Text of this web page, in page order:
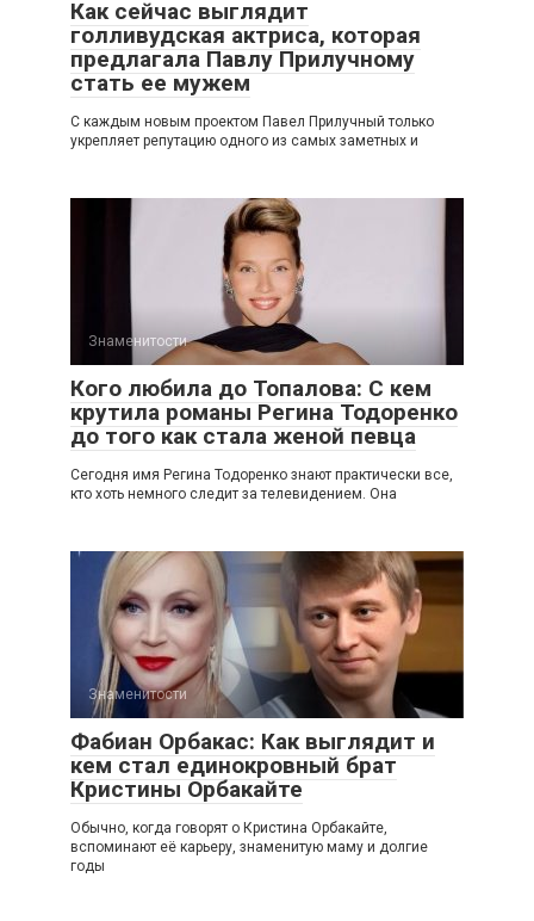
Как сейчас выглядит
голливудская актриса, которая
предлагала Павлу Прилучному
стать ее мужем
С каждым новым проектом Павел Прилучный только
укрепляет репутацию одного из самых заметных и
Знаменитости
Кого любила до Топалова: С кем
крутила романы Регина Тодоренко
до того как стала женой певца
Сегодня имя Регина Тодоренко знают практически все,
кто хоть немного следит за телевидением. Она
Знаменитости
Фабиан Орбакас: Как выглядит и
кем стал единокровный брат
Кристины Орбакайте
Обычно, когда говорят о Кристина Орбакайте,
вспоминают её карьеру, знаменитую маму и долгие
годы